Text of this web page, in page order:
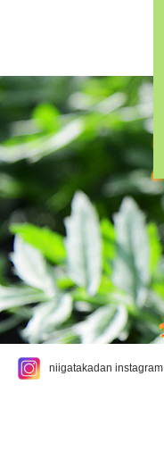
niigatakadan instagram